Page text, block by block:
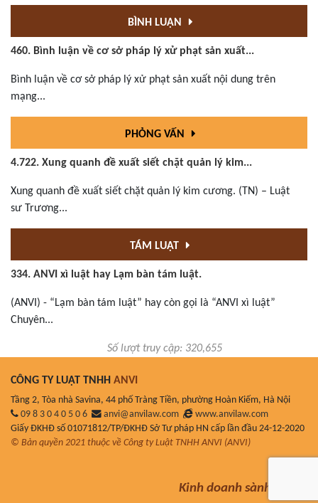
BÌNH LUẬN
460. Bình luận về cơ sở pháp lý xử phạt sản xuất...
Bình luận về cơ sở pháp lý xử phạt sản xuất nội dung trên
mạng...
PHỎNG VẤN
4.722. Xung quanh đề xuất siết chặt quản lý kim...
Xung quanh đề xuất siết chặt quản lý kim cương. (TN) – Luật
sư Trương...
TÁM LUẬT
334. ANVI xì luật hay Lạm bàn tám luật.
(ANVI) - “Lạm bàn tám luật” hay còn gọi là “ANVI xì luật”
Chuyên...
Số lượt truy cập: 320,655
CÔNG TY LUẬT TNHH ANVI
Tầng 2, Tòa nhà Savina, 44 phố Tràng Tiền, phường Hoàn Kiếm, Hà Nội
09 8 3 0 4 0 5 0 6
anvi@anvilaw.com
www.anvilaw.com
Giấy ĐKHĐ số 01071812/TP/ĐKHĐ Sở Tư pháp HN cấp lần đầu 24-12-2020
© Bản quyền 2021 thuộc về Công ty Luật TNHH ANVI (ANVI)
Kinh doanh sành luật!